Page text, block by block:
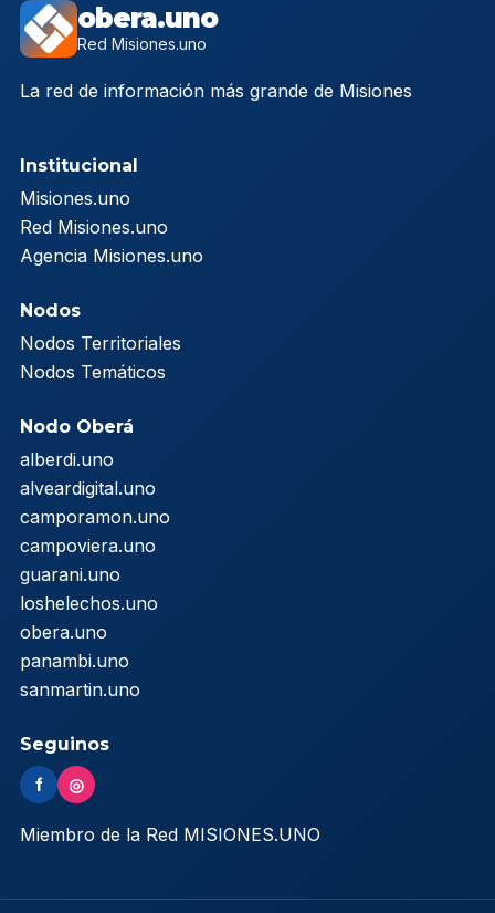
obera.uno
Red Misiones.uno
La red de información más grande de Misiones
Institucional
Misiones.uno
Red Misiones.uno
Agencia Misiones.uno
Nodos
Nodos Territoriales
Nodos Temáticos
Nodo Oberá
alberdi.uno
alveardigital.uno
camporamon.uno
campoviera.uno
guarani.uno
loshelechos.uno
obera.uno
panambi.uno
sanmartin.uno
Seguinos
f ◎
Miembro de la Red MISIONES.UNO